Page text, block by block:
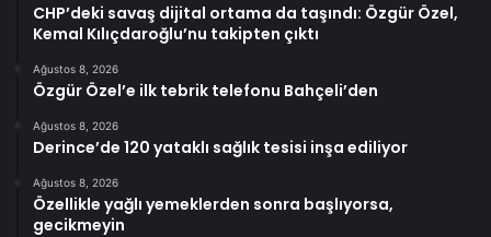
CHP’deki savaş dijital ortama da taşındı: Özgür Özel,
Kemal Kılıçdaroğlu’nu takipten çıktı
Ağustos 8, 2026
Özgür Özel’e ilk tebrik telefonu Bahçeli’den
Ağustos 8, 2026
Derince’de 120 yataklı sağlık tesisi inşa ediliyor
Ağustos 8, 2026
Özellikle yağlı yemeklerden sonra başlıyorsa,
gecikmeyin